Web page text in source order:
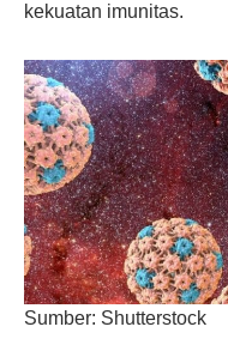
kekuatan imunitas.
Sumber: Shutterstock